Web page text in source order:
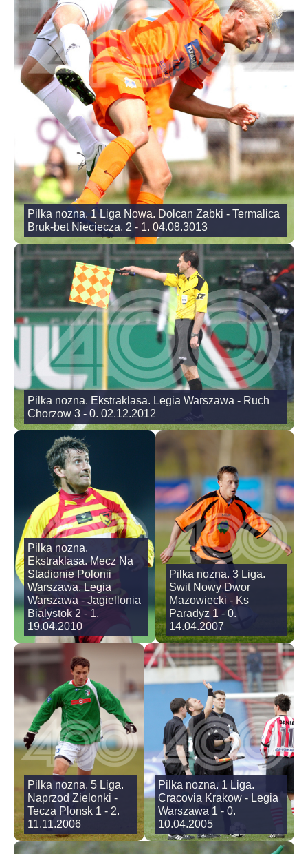
Pilka nozna. 1 Liga Nowa. Dolcan Zabki - Termalica
Bruk-bet Nieciecza. 2 - 1. 04.08.3013
Pilka nozna. Ekstraklasa. Legia Warszawa - Ruch
Chorzow 3 - 0. 02.12.2012
Pilka nozna.
Ekstraklasa. Mecz Na
Stadionie Polonii
Warszawa. Legia
Warszawa - Jagiellonia
Bialystok 2 - 1.
19.04.2010
Pilka nozna. 3 Liga.
Swit Nowy Dwor
Mazowiecki - Ks
Paradyz 1 - 0.
14.04.2007
Pilka nozna. 5 Liga.
Naprzod Zielonki -
Tecza Plonsk 1 - 2.
11.11.2006
Pilka nozna. 1 Liga.
Cracovia Krakow - Legia
Warszawa 1 - 0.
10.04.2005